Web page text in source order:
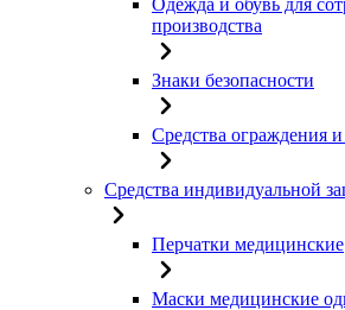
Одежда и обувь для
производства
Знаки безопасности
Средства ограждения и
Средства индивидуальной
Перчатки медицинские
Маски медицинские